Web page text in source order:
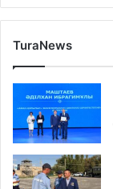
TuraNews